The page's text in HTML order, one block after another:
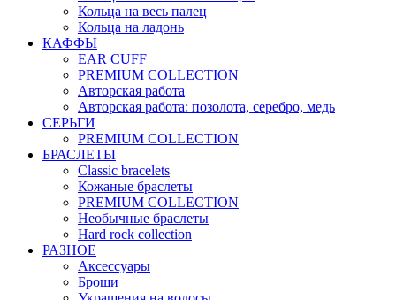
Кольца на весь палец
Кольца на ладонь
КАФФЫ
EAR CUFF
PREMIUM COLLECTION
Авторская работа
Авторская работа: позолота, серебро, медь
СЕРЬГИ
PREMIUM COLLECTION
БРАСЛЕТЫ
Classic bracelets
Кожаные браслеты
PREMIUM COLLECTION
Необычные браслеты
Hard rock collection
РАЗНОЕ
Аксессуары
Броши